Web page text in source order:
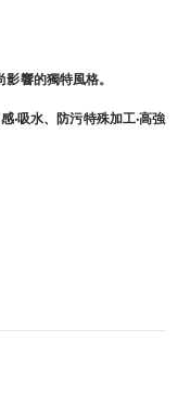
響的獨特風格。
‧吸水、防污特殊加工‧高強